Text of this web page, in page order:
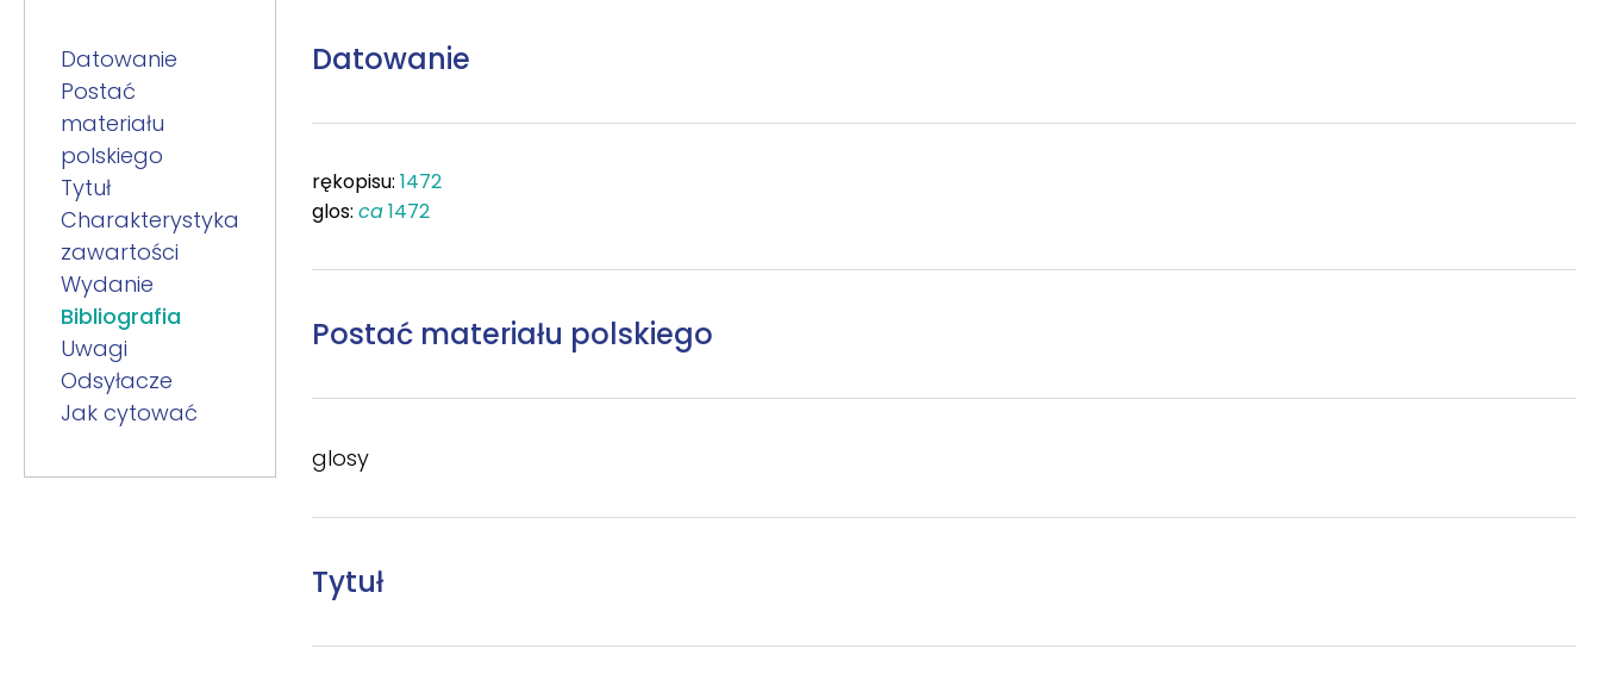
Datowanie
Postać
materiału
polskiego
Tytuł
Charakterystyka
zawartości
Wydanie
Bibliografia
Uwagi
Odsyłacze
Jak cytować
Datowanie
rękopisu: 1472
glos: ca1472
Postać materiału polskiego
glosy
Tytuł